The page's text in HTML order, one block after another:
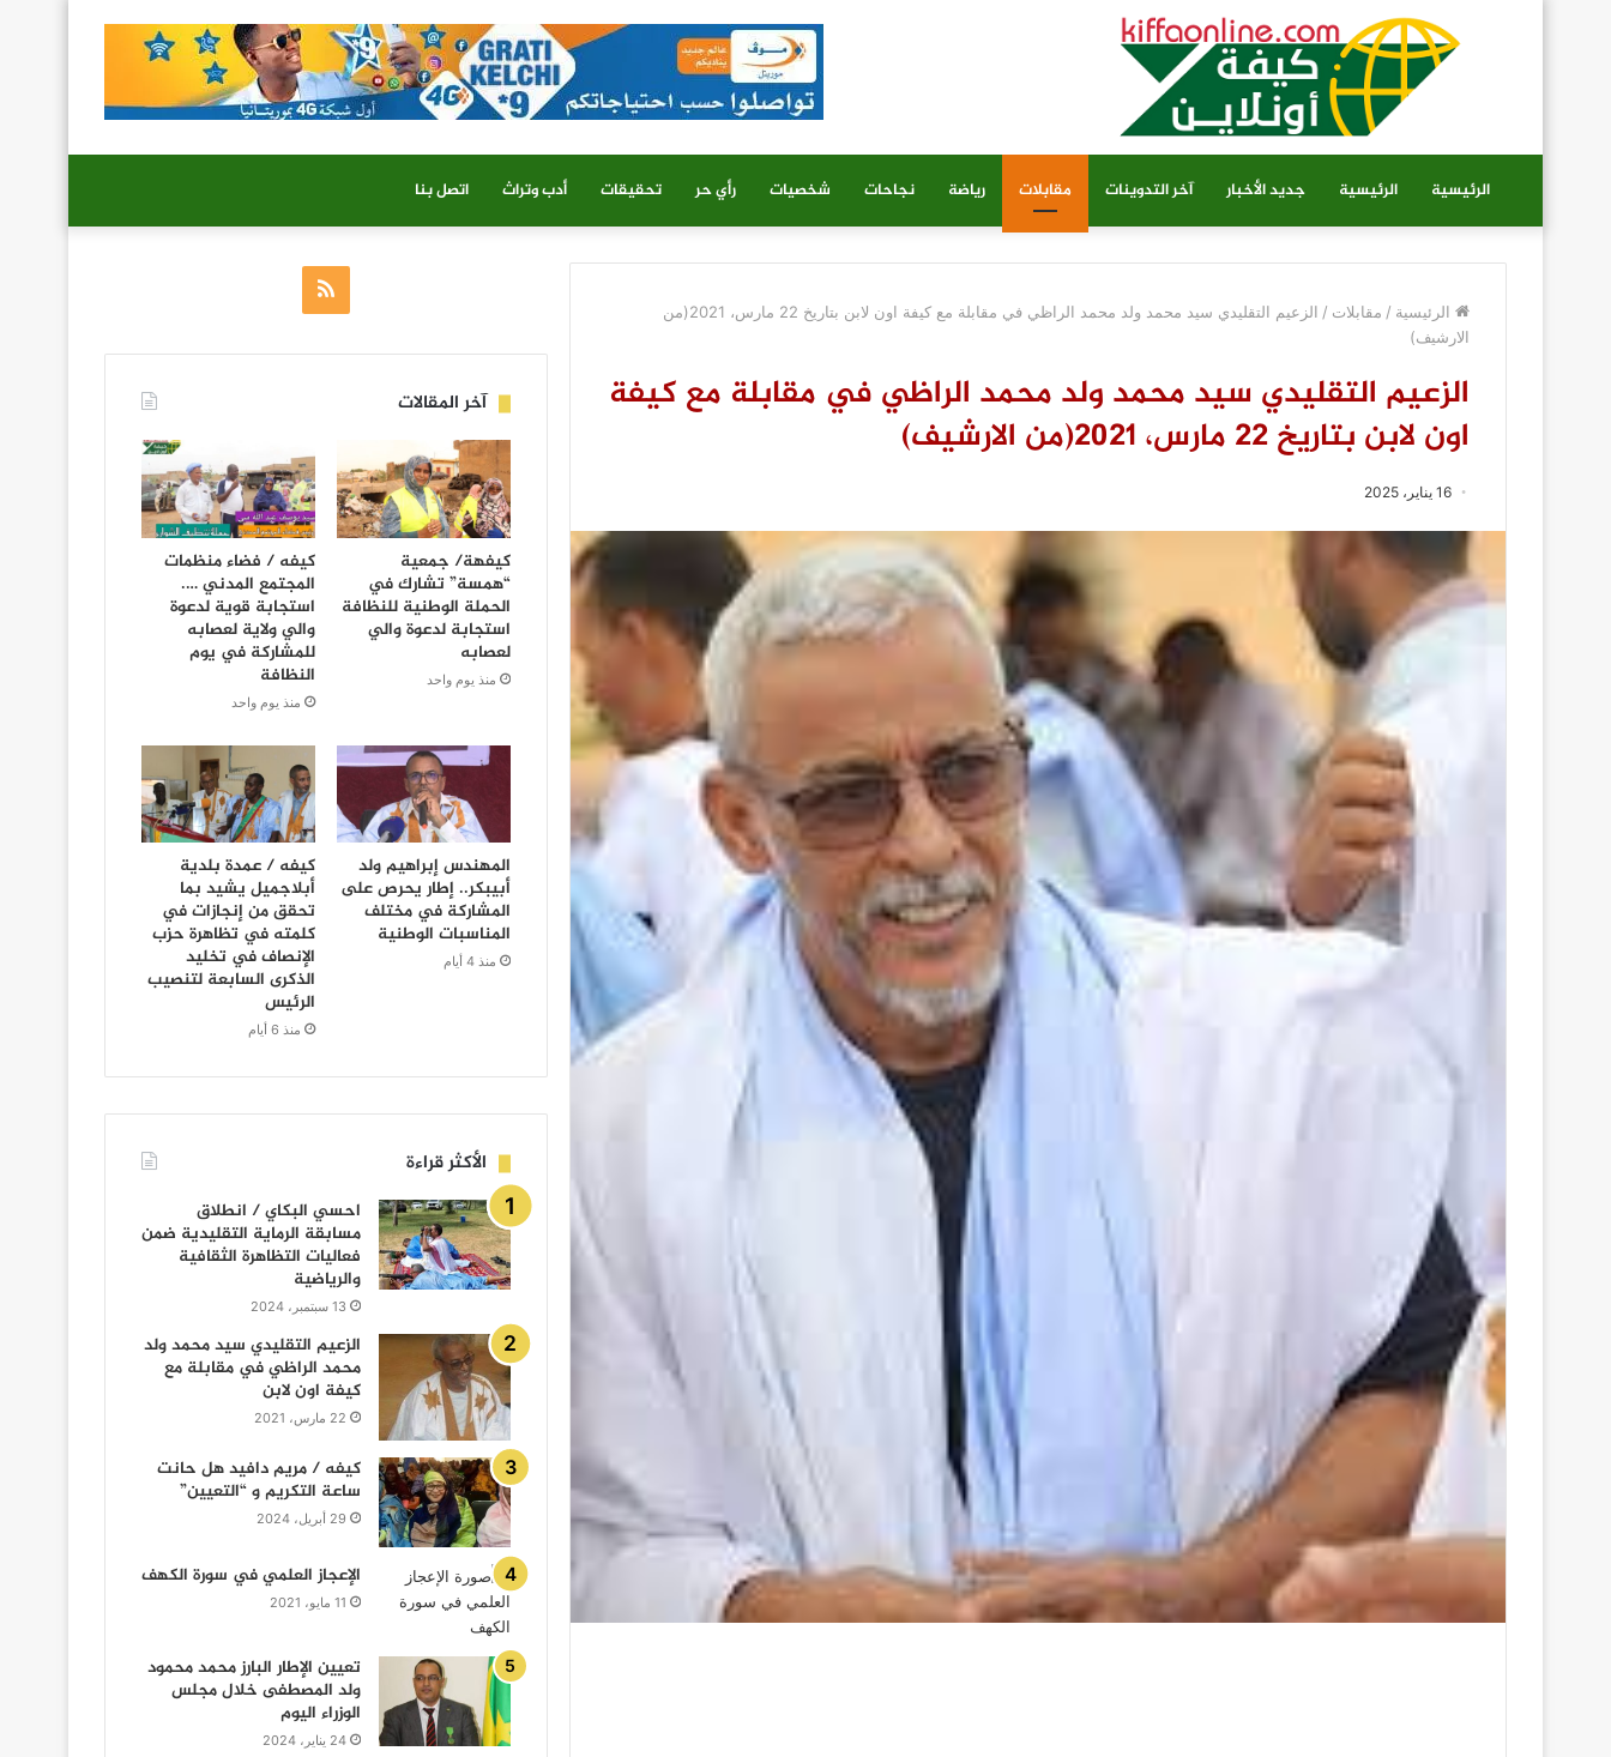
الرئيسية الرئيسية جديد الأخبار آخر التدوينات مقابلات رياضة نجاحات شخصيات رأي حر تحقيقات أدب وتراث اتصل بنا
الرئيسية / مقابلات /
الزعيم التقليدي سيد محمد ولد محمد الراظي في مقابلة مع كيفة اون لابن بتاريخ 22 مارس، 2021(من
الارشيف)
الزعيم التقليدي سيد محمد ولد محمد الراظي في مقابلة مع كيفة
اون لابن بتاريخ 22 مارس، 2021(من الارشيف)
16 يناير، 2025
ملخص
آخر المقالات
كيفهة/ جمعية
“همسة” تشارك في
الحملة الوطنية للنظافة
استجابة لدعوة والي
لعصابه
منذ يوم واحد
كيفه / فضاء منظمات
المجتمع المدني ….
استجابة قوية لدعوة
والي ولاية لعصابه
للمشاركة في يوم
النظافة
منذ يوم واحد
المهندس إبراهيم ولد
أبيبكر.. إطار يحرص على
المشاركة في مختلف
المناسبات الوطنية
منذ 4 أيام
كيفه / عمدة بلدية
أبلاجميل يشيد بما
تحقق من إنجازات في
كلمته في تظاهرة حزب
الإنصاف في تخليد
الذكرى السابعة لتنصيب
الرئيس
منذ 6 أيام
الأكثر قراءة
احسي البكاي / انطلاق
مسابقة الرماية التقليدية ضمن
فعاليات التظاهرة الثقافية
والرياضية
13 سبتمبر، 2024
الزعيم التقليدي سيد محمد ولد
محمد الراظي في مقابلة مع
كيفة اون لابن
22 مارس، 2021
كيفه / مريم دافيد هل حانت
ساعة التكريم و “التعيين”
29 أبريل، 2024
الإعجاز العلمي في سورة الكهف
11 مايو، 2021
تعيين الإطار البارز محمد محمود
ولد المصطفى خلال مجلس
الوزراء اليوم
24 يناير، 2024